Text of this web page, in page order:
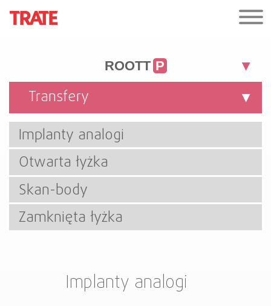
ROOTT P
Transfery
Implanty analogi
Otwarta łyżka
Skan-body
Zamknięta łyżka
Implanty analogi